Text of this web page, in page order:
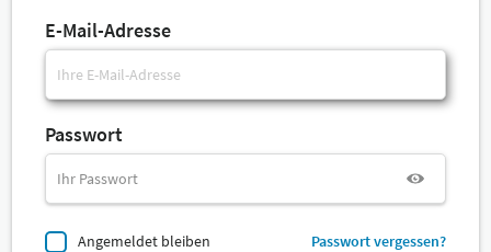
E-Mail-Adresse
Passwort
Angemeldet bleiben Passwort vergessen?